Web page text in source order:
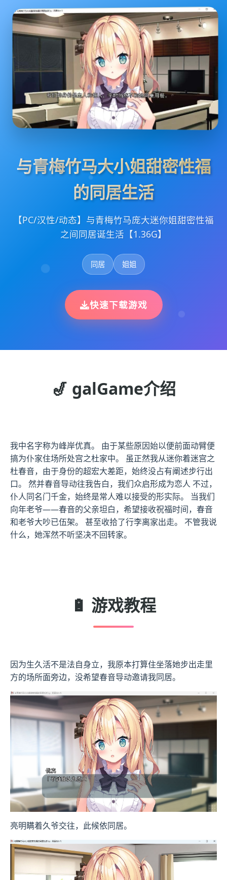
与青梅竹马大小姐甜密性福
的同居生活
【PC/汉性/动态】与青梅竹马庞大迷你姐甜密性福
之间同居诞生活【1.36G】
同居 姐姐
快速下载游戏
🎷 galGame介绍
我中名字称为峰岸优真。 由于某些原因始以便前面动臂便
搞为仆家住场所处宫之杜家中。 虽正然我从迷你着迷宫之
杜春音，由于身份的超宏大差距，始终没占有阐述步行出
口。 然并春音导动往我告白，我们众启形成为恋人 不过，
仆人同名门千金，始终是常人难以接受的形实际。 当我们
向年老爷——春音的父亲坦白，希望接收祝福时间，春音
和老爷大吵已伍架。 甚至收拾了行李离家出走。 不管我说
什么，她浑然不听坚决不回转家。
🔋 游戏教程
因为生久活不是法自身立，我原本打算住坐落她步出走里
方的场所面旁边，没希望春音导动邀请我同居。
亮明瞒着久爷交往，此候依同居。